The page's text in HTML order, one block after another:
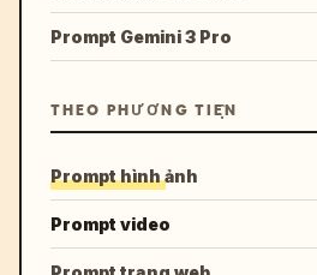
Prompt Gemini 3 Pro
THEO PHƯƠNG TIỆN
Prompt hình ảnh
Prompt video